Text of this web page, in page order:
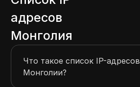
103.139.146.0
103.77.20.0
103.161.242.0
103.161.242.255
адресов
Монголия
Что такое список IP-адресов
Монголии?